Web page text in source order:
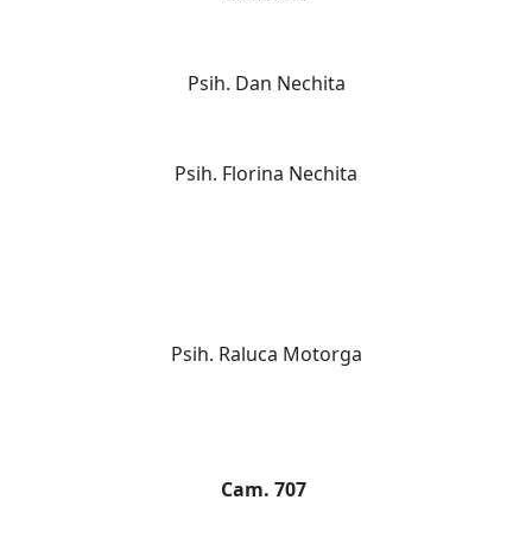
Psih. Dan Nechita
Psih. Florina Nechita
Psih. Raluca Motorga
Cam. 707